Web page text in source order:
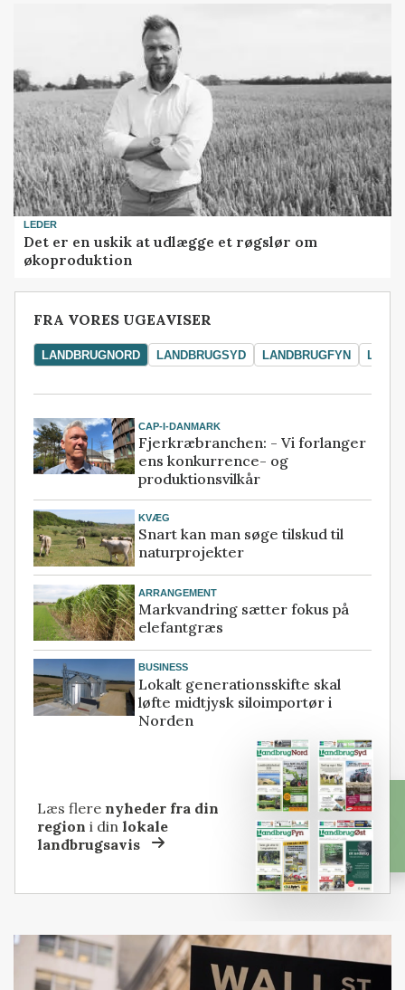
LEDER
Det er en uskik at udlægge et røgslør om
økoproduktion
FRA VORES UGEAVISER
LANDBRUGNORD LANDBRUGSYD LANDBRUGFYN
CAP-I-DANMARK
Fjerkræbranchen: - Vi forlanger
ens konkurrence- og
produktionsvilkår
KVÆG
Snart kan man søge tilskud til
naturprojekter
ARRANGEMENT
Markvandring sætter fokus på
elefantgræs
BUSINESS
Lokalt generationsskifte skal
løfte midtjysk siloimportør i
Norden
Læs flere nyheder fra din
region i dinlokale
landbrugsavis